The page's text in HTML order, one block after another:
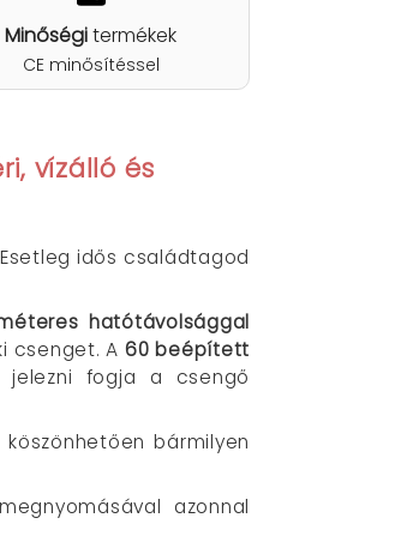
Minőségitermékek
CE minősítéssel
vízálló és
idős családtagod
hatótávolsággal
csenget. A 60 beépített
fogja a csengő
bármilyen
azonnal